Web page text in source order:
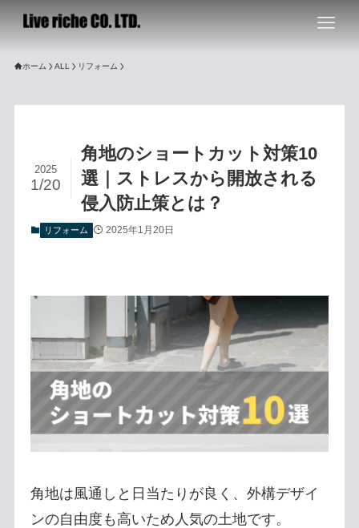
ホーム ALL リフォーム
角地のショートカット対策10
選｜ストレスから開放される
侵入防止策とは？
2025
1/20
リフォーム 2025年1月20日
角地は風通しと日当たりが良く、外構デザイ
ンの自由度も高いため人気の土地です。